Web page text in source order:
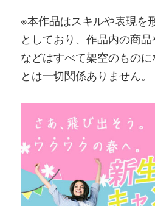
※本作品はスキルや表現を
としており、作品内の商
などはすべて架空のもの
とは一切関係ありません。